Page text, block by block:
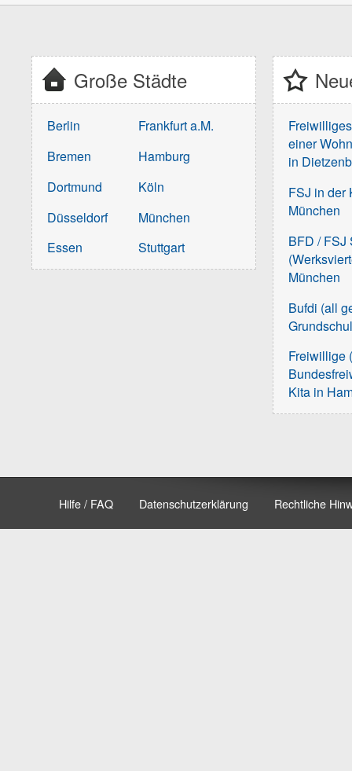
Große Städte
Berlin
Bremen
Dortmund
Düsseldorf
Essen
Frankfurt a.M.
Hamburg
Köln
München
Stuttgart
einer
in
FSJ in der
München
BFD / FSJ
München
Bufdi (all
Freiwillige
Kita in
Hilfe / FAQ Datenschutzerklärung Rechtliche